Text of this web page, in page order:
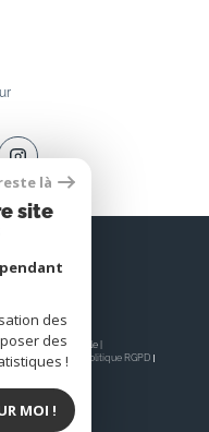
powered by Google |
Nos liens
Politique RGPD
là
site
des
des
!
MOI !